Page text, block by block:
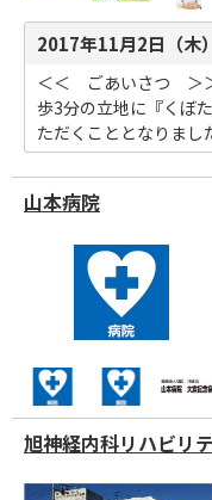
2017年11月2日（木
＜＜ ごあいさつ ＞
歩3分の立地に『くぼ
ただくこととなりまし
山本病院
旭神経内科リハビリ